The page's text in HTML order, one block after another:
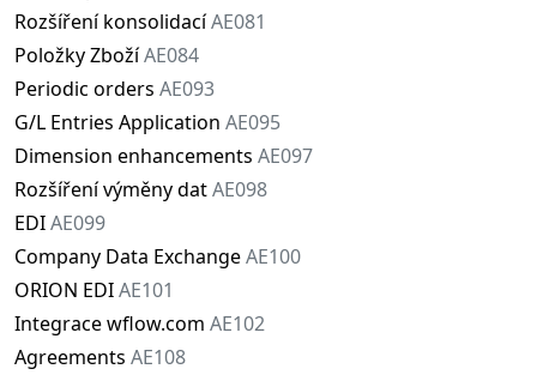
Rozšíření konsolidacíAE081
Položky ZbožíAE084
Periodic orders AE093
G/L Entries Application AE095
Dimension enhancements AE097
Rozšíření výměny datAE098
EDIAE099
Company Data ExchangeAE100
ORION EDIAE101
Integrace wflow.com AE102
Agreements AE108